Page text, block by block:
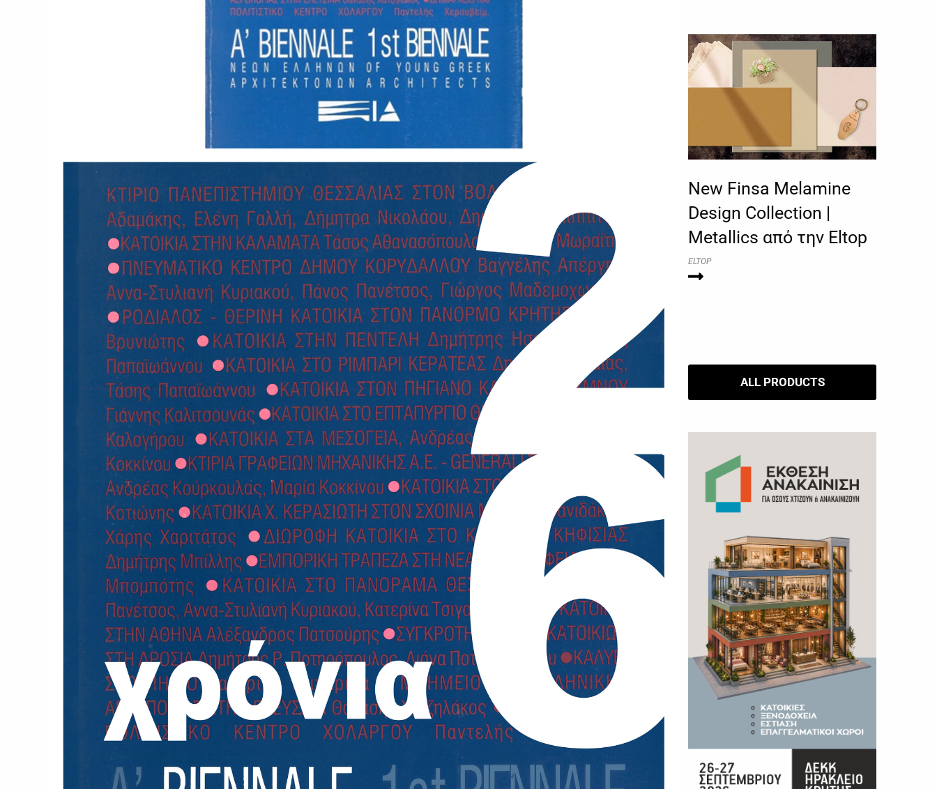
New Finsa Melamine
Design Collection |
Metallics από την Eltop
ELTOP
ALL PRODUCTS